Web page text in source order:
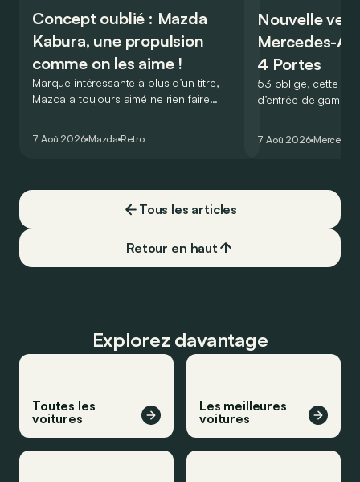
Concept oublié : Mazda
Kabura, une propulsion
comme on les aime !
Marque intéressante à plus d’un titre,
Mazda a toujours aimé ne rien faire
de la plus belle des manières…
7 Aoû 2026 Mazda Retro
Nouvelle
Mercedes-
4 Portes
53 oblige, cette
d’entrée de
moins…
7 Aoû 2026 Mercedes
Tous les articles
Retour en haut
Explorez davantage
Toutes les
voitures
Les meilleures
voitures